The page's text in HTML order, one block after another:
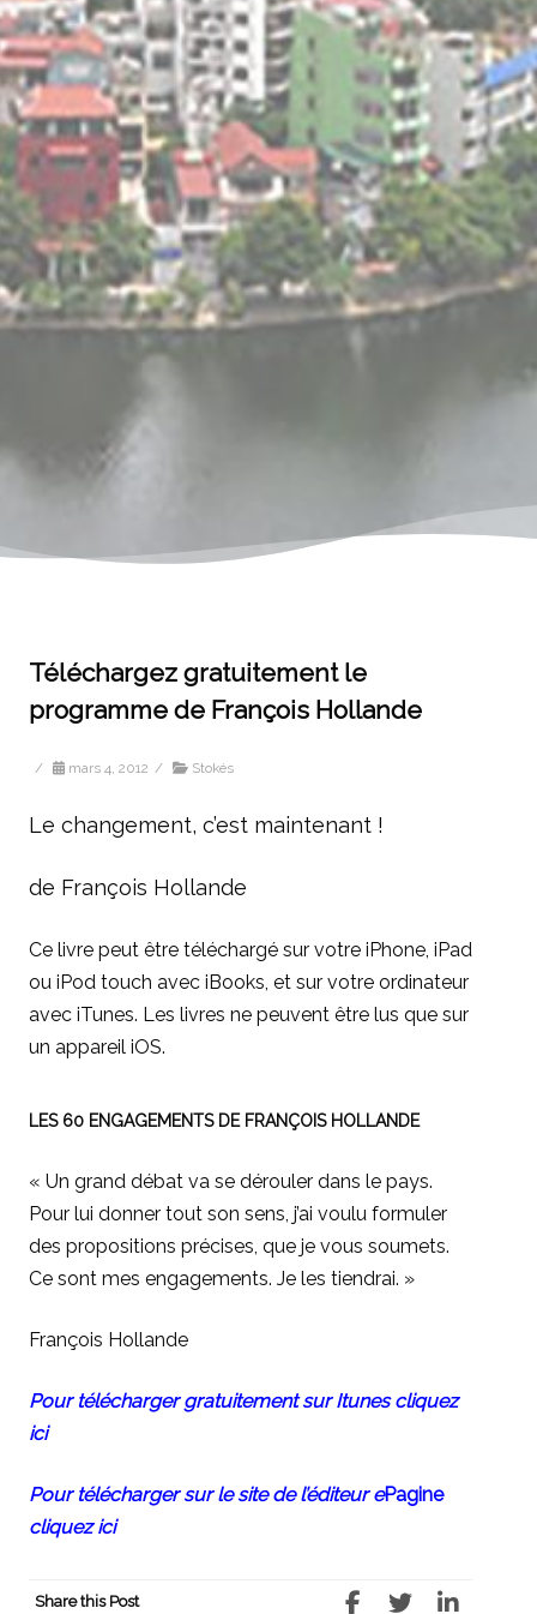
Téléchargez gratuitement le
programme de François Hollande
/ mars 4, 2012 / Stokés
Le changement, c’est maintenant !
de François Hollande
Ce livre peut être téléchargé sur votre iPhone, iPad
ou iPod touch avec iBooks, et sur votre ordinateur
avec iTunes. Les livres ne peuvent être lus que sur
un appareil iOS.
LES 60 ENGAGEMENTS DE FRANÇOIS HOLLANDE
« Un grand débat va se dérouler dans le pays.
Pour lui donner tout son sens, j’ai voulu formuler
des propositions précises, que je vous soumets.
Ce sont mes engagements. Je les tiendrai. »
François Hollande
Pour télécharger gratuitement sur Itunes cliquez
ici
Pour télécharger sur le site de l’éditeur ePagine
cliquez ici
Share this Post